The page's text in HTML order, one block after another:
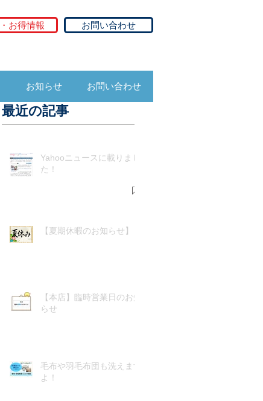
お得情報 お問い合わせ
お知らせ お問い合わせ
最近の記事
Yahooニュースに載りまし
た！
【夏期休暇のお知らせ】
【本店】臨時営業日のお知
らせ
毛布や羽毛布団も洗えます
よ！